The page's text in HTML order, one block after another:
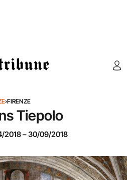
›FIRENZE
Tiepolo
2018–30/09/2018